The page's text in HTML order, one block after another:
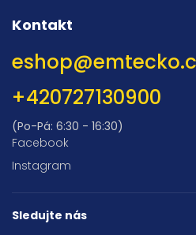
Kontakt
eshop@
+420727130900
(Po-Pá: 6:30 - 16:30)
Facebook
Instagram
Sledujte nás